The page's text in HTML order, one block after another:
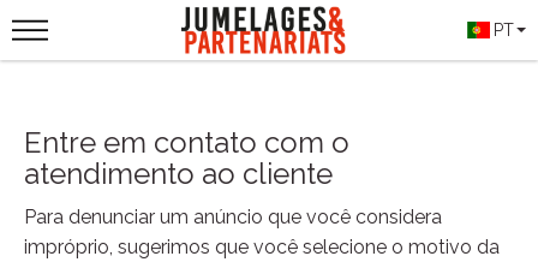
PT
Entre em contato com o
atendimento ao cliente
Para denunciar um anúncio que você considera
impróprio, sugerimos que você selecione o motivo da